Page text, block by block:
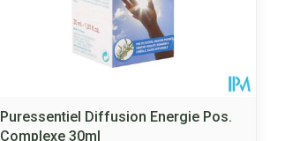
Puressentiel Diffusion Energie Pos.
Complexe 30ml